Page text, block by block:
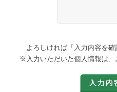
よろしければ「入力内容を
※入力いただいた個人情報は、